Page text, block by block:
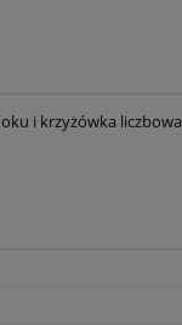
i krzyżówka liczbowa